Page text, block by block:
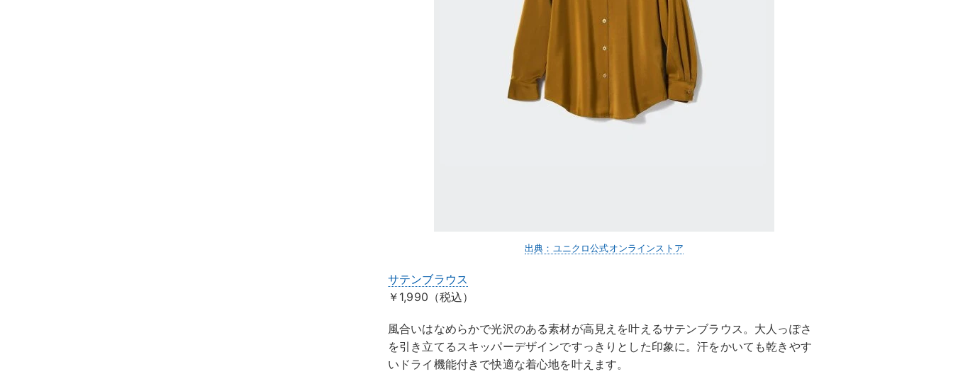
出典：ユニクロ公式オンラインストア
サテンブラウス
￥1,990（税込）
風合いはなめらかで光沢のある素材が高見えを叶えるサテンブラウス。大人っぽさ
を引き立てるスキッパーデザインですっきりとした印象に。汗をかいても乾きやす
いドライ機能付きで快適な着心地を叶えます。